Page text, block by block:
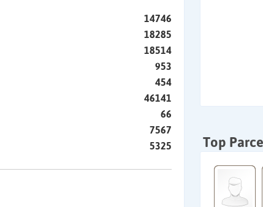
14746
18285
18514
953
454
46141
66
7567
5325 Top